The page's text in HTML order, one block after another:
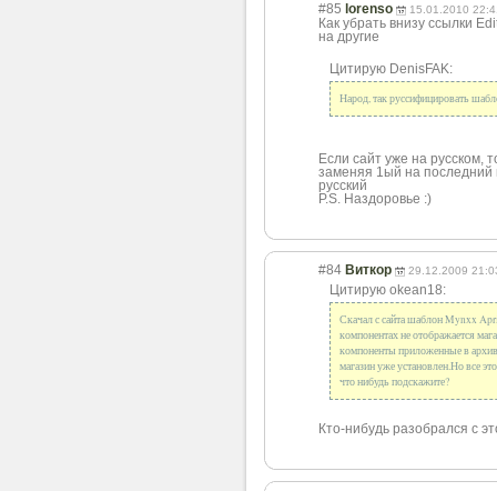
#85 lorenso 15.01.2010
Как убрать внизу ссылки
на другие
Цитирую DenisFAK:
Народ, так руссифицировать
Если сайт уже на
заменяя 1ый на
русский
P.S. Наздоровье :)
#84 Виткор 29.12.2009
Цитирую okean18:
Скачал с сайта шаблон Mynxx
компонентах не отображается
компоненты приложенные в
магазин уже установлен.Но все
что нибудь подскажите?
Кто-нибудь разобрался с